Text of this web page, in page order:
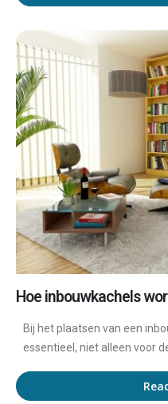
Hoe inbouwkachels
Bij het plaatsen van een
essentieel, niet alleen voor